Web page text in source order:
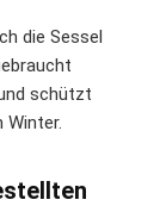
die Sessel
schützt